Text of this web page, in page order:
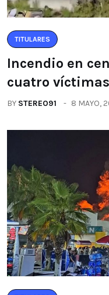
TITULARES
Incendio en
cuatro víctimas
BY STEREO91 8 MAYO,